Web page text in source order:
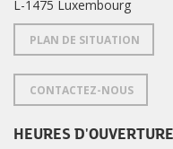
L-1475 Luxembourg
PLAN DE SITUATION
CONTACTEZ-NOUS
HEURES D'OUVERTURE